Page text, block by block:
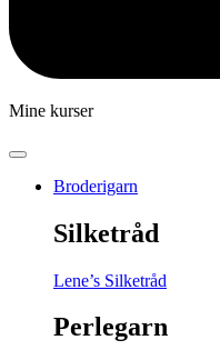
Mine kurser
Broderigarn
Silketråd
Lene’s Silketråd
Perlegarn